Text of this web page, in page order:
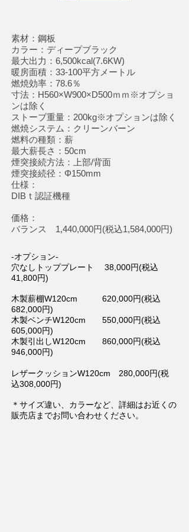
素材：鋼板
カラー：ディープブラック
最大出力：6,500kcal(7.6KW)
暖房面積：33-100平方メートル
燃焼効率：78.6％
寸法：H560×W900×D500ｍｍ※オプショ
ンは除く
ストーブ重量 ：200kg※オプションは除く
燃焼システム：クリーンバーン
燃料の種類：薪
最大薪長さ：50cm
煙突接続方法：上部/背面
煙突接続径：Φ150mm
仕様：
DIBｔ認証機種
価格：
バランス 1,440,000円(税込1,584,000円)
-オプション-
穴なしトッププレート 38,000円(税込
41,800円)
木製薪棚W120cm 620,000円(税込
682,000円)
木製ベンチW120cm 550,000円(税込
605,000円)
木製引出しW120cm 860,000円(税込
946,000円)
レザークッションW120cm 280,000円(税
込308,000円)
＊サイズ違い、カラーなど、詳細はお近くの
販売店までお問い合わせください。